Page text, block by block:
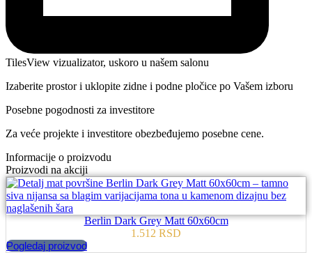
TilesView vizualizator, uskoro u našem salonu
Izaberite prostor i uklopite zidne i podne pločice po Vašem izboru
Posebne pogodnosti za investitore
Za veće projekte i investitore obezbeđujemo posebne cene.
Informacije o proizvodu
Proizvodi na akciji
Berlin Dark Grey Matt 60x60cm
1.512 RSD
Pogledaj proizvod